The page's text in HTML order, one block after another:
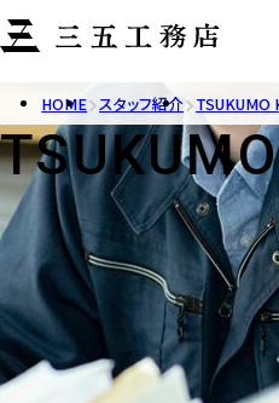
HOME スタッフ紹介 TSUKUMO